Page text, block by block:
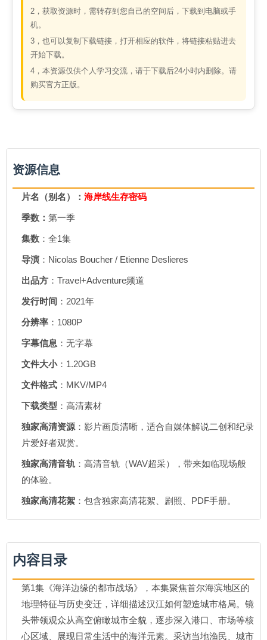
2，获取资源时，需转存到您自己的空间后，下载到电脑或手
机。
3，也可以复制下载链接，打开相应的软件，将链接粘贴进去
开始下载。
4，本资源仅供个人学习交流，请于下载后24小时内删除。请
购买官方正版。
资源信息
片名（别名）： 海岸线生存密码
季数： 第一季
集数 ：全1集
导演 ：Nicolas Boucher / Etienne Deslieres
出品方 ：Travel+Adventure频道
发行时间 ：2021年
分辨率 ：1080P
字幕信息 ：无字幕
文件大小：1.20GB
文件格式 ：MKV/MP4
下载类型 ：高清素材
独家高清资源 ：影片画质清晰，适合自媒体解说二创和纪录
片爱好者观赏。
独家高清音轨 ：高清音轨（WAV超采），带来如临现场般
的体验。
独家高清花絮 ：包含独家高清花絮、剧照、PDF手册。
内容目录
第1集《海洋边缘的都市战场》，本集聚焦首尔海滨地区的
地理特征与历史变迁，详细描述汉江如何塑造城市格局。镜
头带领观众从高空俯瞰城市全貌，逐步深入港口、市场等核
心区域、展现日常生活中的海洋元素。采访当地渔民、城市